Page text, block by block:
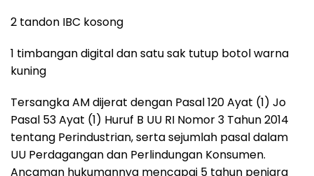
2 tandon IBC kosong
1 timbangan digital dan satu sak tutup botol warna
kuning
Tersangka AM dijerat dengan Pasal 120 Ayat (1) Jo
Pasal 53 Ayat (1) Huruf B UU RI Nomor 3 Tahun 2014
tentang Perindustrian, serta sejumlah pasal dalam
UU Perdagangan dan Perlindungan Konsumen.
Ancaman hukumannya mencapai 5 tahun penjara